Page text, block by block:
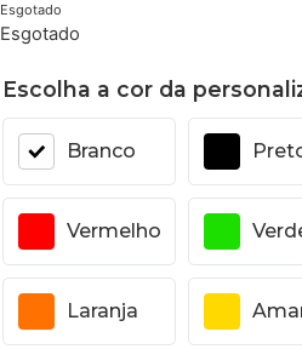
Esgotado
Esgotado
Escolha a cor da
Branco
Vermelho
Laranja